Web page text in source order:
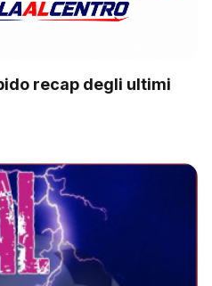
recap degli ultimi